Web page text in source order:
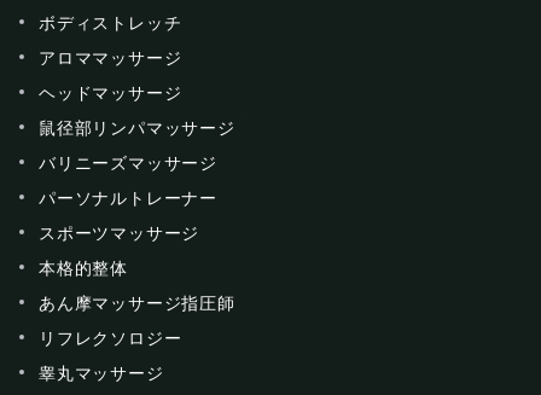
ボディストレッチ
アロママッサージ
ヘッドマッサージ
鼠径部リンパマッサージ
バリニーズマッサージ
パーソナルトレーナー
スポーツマッサージ
本格的整体
あん摩マッサージ指圧師
リフレクソロジー
睾丸マッサージ